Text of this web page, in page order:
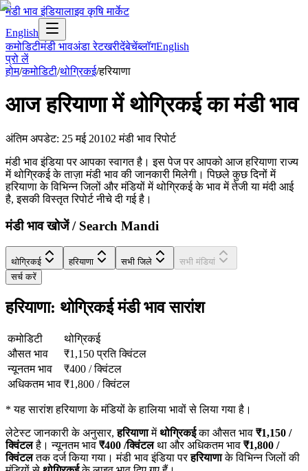
मंडी भाव इंडियालाइव कृषि मार्केट
English
कमोडिटीमंडी भावअंडा रेटखरीदेंबेचेंब्लॉगEnglish
प्रो लें
होम/कमोडिटी/थोग्रिकई/हरियाणा
आजहरियाणामेंथोग्रिकईका मंडी भाव
अंतिम अपडेट: 25 मई 20102 मंडी भाव रिपोर्ट
मंडी भाव इंडिया पर आपका स्वागत है। इस पेज पर आपको आज हरियाणा राज्य
में थोग्रिकई के ताज़ा मंडी भाव की जानकारी मिलेगी। पिछले कुछ दिनों में
हरियाणा के विभिन्न जिलों और मंडियों में थोग्रिकई के भाव में तेजी या मंदी आई
है, इसकी विस्तृत रिपोर्ट नीचे दी गई है।
मंडी भाव खोजें / Search Mandi
थोग्रिकई हरियाणा सभी जिले
सभी मंडियां
सर्च करें
हरियाणा: थोग्रिकई मंडी भाव सारांश
कमोडिटी
थोग्रिकई
औसत भाव
₹1,150 प्रति क्विंटल
न्यूनतम भाव
₹400 /क्विंटल
अधिकतम भाव ₹1,800 /क्विंटल
*यह सारांश हरियाणा के मंडियों के हालिया भावों से लिया गया है।
लेटेस्ट जानकारी के अनुसार,हरियाणामेंथोग्रिकईका औसत भाव ₹1,150 /
क्विंटलहै। न्यूनतम भाव ₹400 /क्विंटलथा और अधिकतम भाव ₹1,800 /
क्विंटलतक दर्ज किया गया। मंडी भाव इंडिया परहरियाणाके विभिन्न जिलों की